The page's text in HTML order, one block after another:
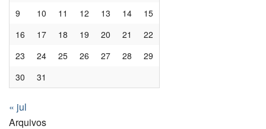
9
10 11 12 13 14
15
16
17 18 19 20 21
22
23
24 25 26 27 28
29
30
31
« jul
Arquivos